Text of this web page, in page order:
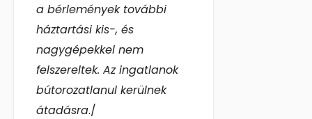
a bérlemények további
háztartási kis-, és
nagygépekkel nem
felszereltek. Az ingatlanok
bútorozatlanul kerülnek
átadásra./